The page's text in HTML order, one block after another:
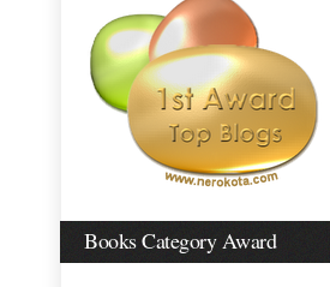
Books Category Award